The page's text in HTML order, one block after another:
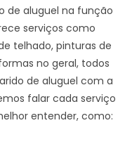
de aluguel na função
serviços como
telhado, pinturas de
no geral, todos
de aluguel com a
falar cada serviço
entender, como: